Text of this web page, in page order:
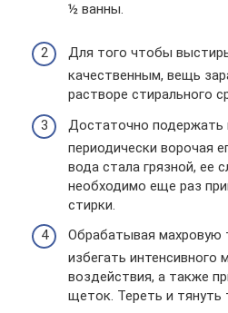
½ ванны.
Для того чтобы
качественным, вещь
растворе стирального
Достаточно подержать
периодически ворочая
вода стала грязной, ее
необходимо еще раз
стирки.
Обрабатывая махровую
избегать интенсивного
воздействия, а также
щеток. Тереть и тянуть